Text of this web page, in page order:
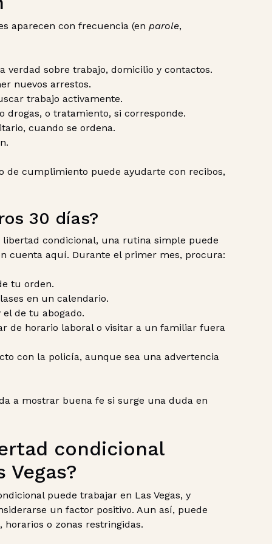
aparecen con frecuencia (en parole,
verdad sobre trabajo, domicilio y contactos.
nuevos arrestos.
trabajo activamente.
drogas, o tratamiento, si corresponde.
cuando se ordena.
de cumplimiento puede ayudarte con recibos,
30 días?
condicional, una rutina simple puede
cuenta aquí. Durante el primer mes, procura:
tu orden.
en un calendario.
de tu abogado.
de horario laboral o visitar a un familiar fuera
con la policía, aunque sea una advertencia
a mostrar buena fe si surge una duda en
condicional
puede trabajar en Las Vegas, y
un factor positivo. Aun así, puede
o zonas restringidas.